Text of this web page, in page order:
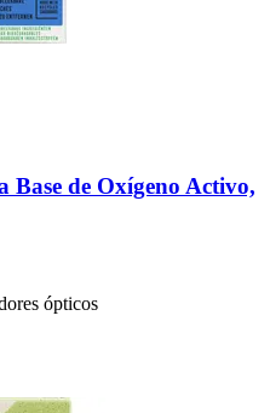
Base de Oxígeno Activo,
ópticos